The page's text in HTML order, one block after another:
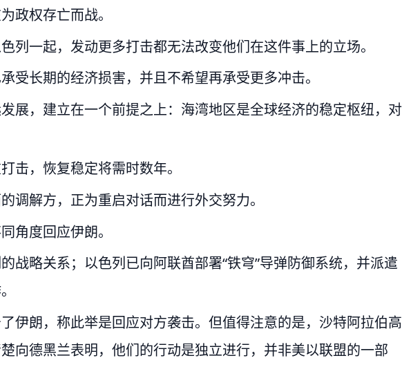
政权存亡而战。
列一起，发动更多打击都无法改变他们在这件事上的立场。
受长期的经济损害，并且不希望再承受更多冲击。
展，建立在一个前提之上：海湾地区是全球经济的稳定枢纽，对
击，恢复稳定将需时数年。
调解方，正为重启对话而进行外交努力。
角度回应伊朗。
战略关系；以色列已向阿联酋部署“铁穹”导弹防御系统，并派遣
伊朗，称此举是回应对方袭击。但值得注意的是，沙特阿拉伯高
向德黑兰表明，他们的行动是独立进行，并非美以联盟的一部